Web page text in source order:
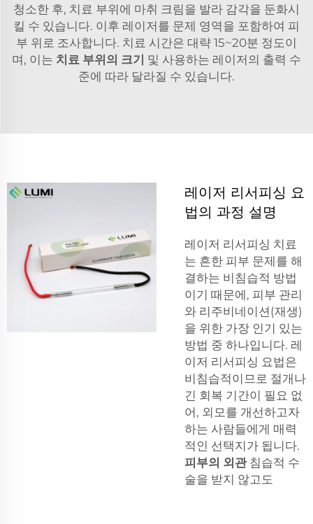
청소한 후, 치료 부위에 마취 크림을 발라 감각을 둔화시
킬 수 있습니다. 이후 레이저를 문제 영역을 포함하여 피
부 위로 조사합니다. 치료 시간은 대략 15~20분 정도이
며, 이는 치료 부위의 크기 및 사용하는 레이저의 출력 수
준에 따라 달라질 수 있습니다.
레이저 리서피싱 요
법의 과정 설명
레이저 리서피싱 치료
는 흔한 피부 문제를 해
결하는 비침습적 방법
이기 때문에, 피부 관리
와 리주비네이션(재생)
을 위한 가장 인기 있는
방법 중 하나입니다. 레
이저 리서피싱 요법은
비침습적이므로 절개나
긴 회복 기간이 필요 없
어, 외모를 개선하고자
하는 사람들에게 매력
적인 선택지가 됩니다.
피부의 외관 침습적 수
술을 받지 않고도